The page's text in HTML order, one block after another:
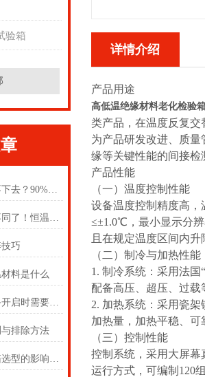
验箱
高低温试验箱温度降不下去？90%的故障都是这几个原因！
别以为只是设备名称不同了！恒温与交变试验箱怎么选
巧
料是什么
寒冷的冬天，试验设备开启时需要注意哪些呢
排除方法
热负载对高低温试验箱选型的影响机制及客户决策指南
详情介绍
产品用途
高低温绝缘材料老化检验
类产品，在温度反复
为产品研发改进、质
缘等关键性能的间接
产品性能
（一）温度控制性能
设备温度控制精度高
≤±1.0℃，最小显示分
且在规定温度区间内
（二）制冷与加热性能
1. 制冷系统：采用法
配备高压、超压、过
2. 加热系统：采用瓷
加热量，加热平稳、
（三）控制性能
控制系统，采用大屏
运行方式，可编制120